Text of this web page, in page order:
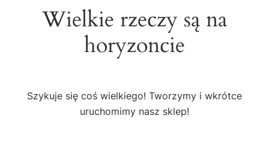
Wielkie rzeczy są na
horyzoncie
Szykuje się coś wielkiego! Tworzymy i wkrótce
uruchomimy nasz sklep!